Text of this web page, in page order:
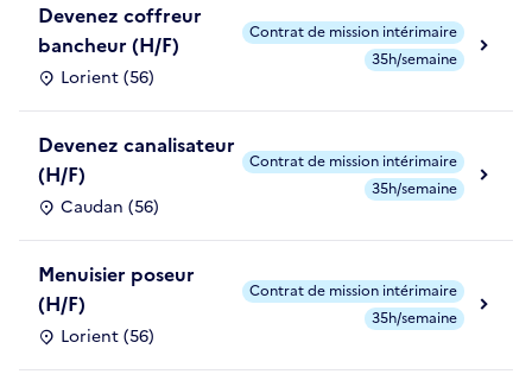
Devenez coffreur
bancheur (H/F)
Lorient (56)
Contrat de mission intérimaire
35h/semaine
Devenez canalisateur
(H/F)
Caudan (56)
Contrat de mission intérimaire
35h/semaine
Menuisier poseur
(H/F)
Lorient (56)
Contrat de mission intérimaire
35h/semaine